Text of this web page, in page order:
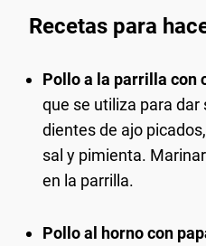
Recetas para
Pollo a la parrilla con
que se utiliza para dar
dientes de ajo
sal y pimienta.
en la parrilla.
Pollo al horno con